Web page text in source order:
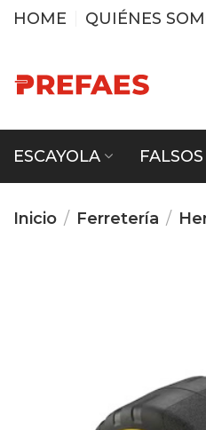
HOME QUIÉNES
ESCAYOLA
Inicio Ferretería